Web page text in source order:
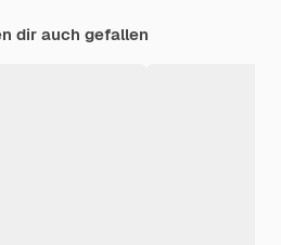
dir auch gefallen